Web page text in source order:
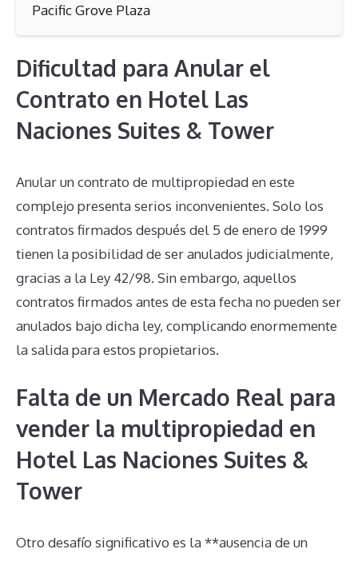
Pacific Grove Plaza
Dificultad para Anular el
Contrato en Hotel Las
Naciones Suites & Tower
Anular un contrato de multipropiedad en este
complejo presenta serios inconvenientes. Solo los
contratos firmados después del 5 de enero de 1999
tienen la posibilidad de ser anulados judicialmente,
gracias a la Ley 42/98. Sin embargo, aquellos
contratos firmados antes de esta fecha no pueden ser
anulados bajo dicha ley, complicando enormemente
la salida para estos propietarios.
Falta de un Mercado Real para
vender la multipropiedad en
Hotel Las Naciones Suites &
Tower
Otro desafío significativo es la **ausencia de un